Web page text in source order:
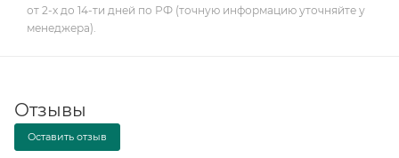
от 2-х до 14-ти дней по РФ (точную информацию уточняйте у
менеджера).
Отзывы
Оставить отзыв